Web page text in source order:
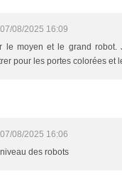
07/08/2025 16:09
le moyen et le grand robot.
pour les portes colorées et
07/08/2025 16:06
des robots